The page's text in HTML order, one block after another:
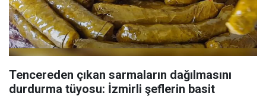
Tencereden çıkan sarmaların dağılmasını
durdurma tüyosu: İzmirli şeflerin basit